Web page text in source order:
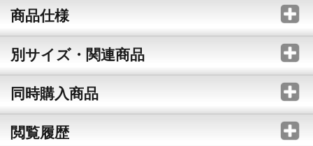
商品仕様
別サイズ・関連商品
同時購入商品
閲覧履歴